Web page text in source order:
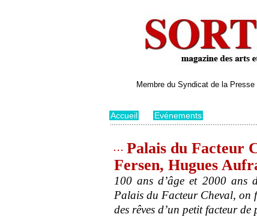
Membre du Syndicat de la
Accueil Evénements
Palais du Facteur
Fersen, Hugues
100 ans d’âge et 2000 ans
Palais du Facteur Cheval, on
des rêves d’un petit facteur de